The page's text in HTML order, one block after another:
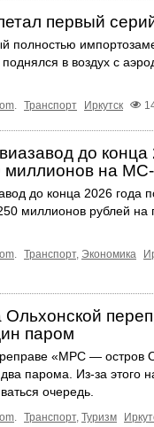
первый
полностью
в воздух с
Транспорт Иркутск
до конца
миллионов на
до конца 2026 года
миллионов рублей на
. Транспорт, Экономика
Ольхонской
паром
«МРС — остров
парома. Из‑за этого
очередь.
. Транспорт, Туризм